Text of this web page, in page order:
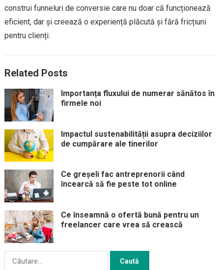
construi funneluri de conversie care nu doar că funcționează
eficient, dar și creează o experiență plăcută și fără fricțiuni
pentru clienți.
Related Posts
Importanța fluxului de numerar sănătos în
firmele noi
Impactul sustenabilității asupra deciziilor
de cumpărare ale tinerilor
Ce greșeli fac antreprenorii când
încearcă să fie peste tot online
Ce înseamnă o ofertă bună pentru un
freelancer care vrea să crească